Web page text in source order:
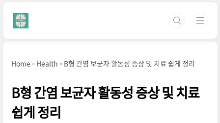
Home Health B형 간염 보균자 활동성 증상 및 치료 쉽게 정리
B형 간염 보균자 활동성 증상 및 치료
쉽게 정리